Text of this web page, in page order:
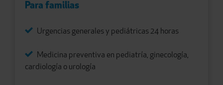
Para familias
Urgencias generales y pediátricas 24 horas
Medicina preventiva en pediatría, ginecología,
cardiología o urología